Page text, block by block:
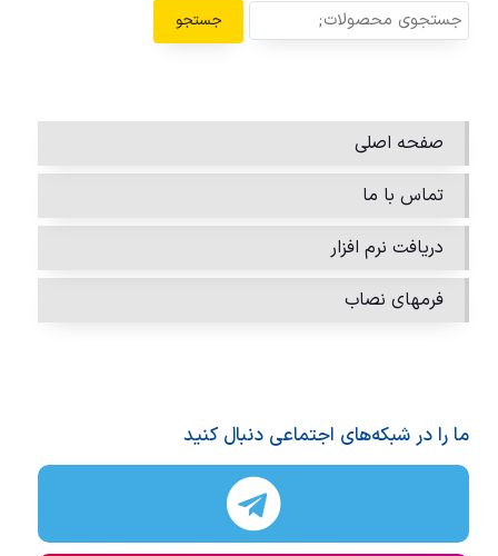
جستجو
صفحه اصلی
تماس با ما
دریافت نرم افزار
فرمهای نصاب
ما را در شبکه‌های اجتماعی دنبال کنید